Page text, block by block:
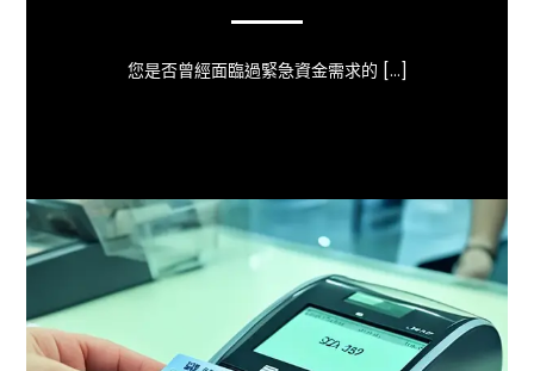
您是否曾經面臨過緊急資金需求的 […]